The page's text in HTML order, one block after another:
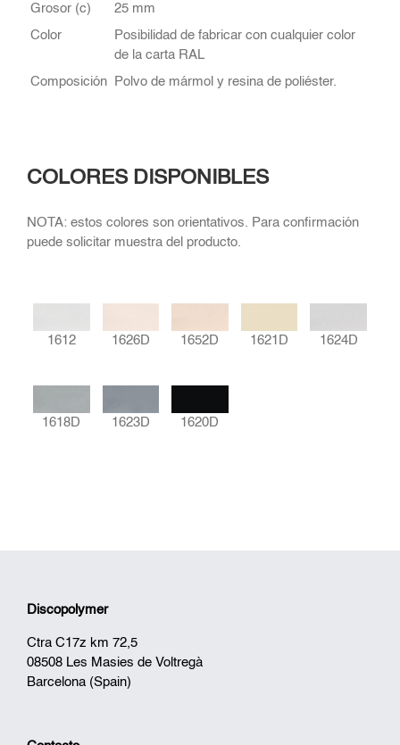
Grosor (c)
25 mm
Color
Posibilidad de fabricar con cualquier color
de la carta RAL
Composición
Polvo de mármol y resina de poliéster.
COLORES DISPONIBLES
NOTA: estos colores son orientativos. Para confirmación
puede solicitar muestra del producto.
1612 1626D 1652D 1621D 1624D
1618D 1623D 1620D
Discopolymer
Ctra C17z km 72,5
08508 Les Masies de Voltregà
Barcelona (Spain)